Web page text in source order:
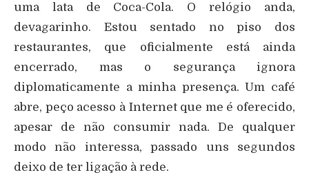
uma lata de Coca-Cola. O relógio anda,
devagarinho. Estou sentado no piso dos
restaurantes, que oficialmente está ainda
encerrado, mas o segurança ignora
diplomaticamente a minha presença. Um café
abre, peço acesso à Internet que me é oferecido,
apesar de não consumir nada. De qualquer
modo não interessa, passado uns segundos
deixo de ter ligação à rede.